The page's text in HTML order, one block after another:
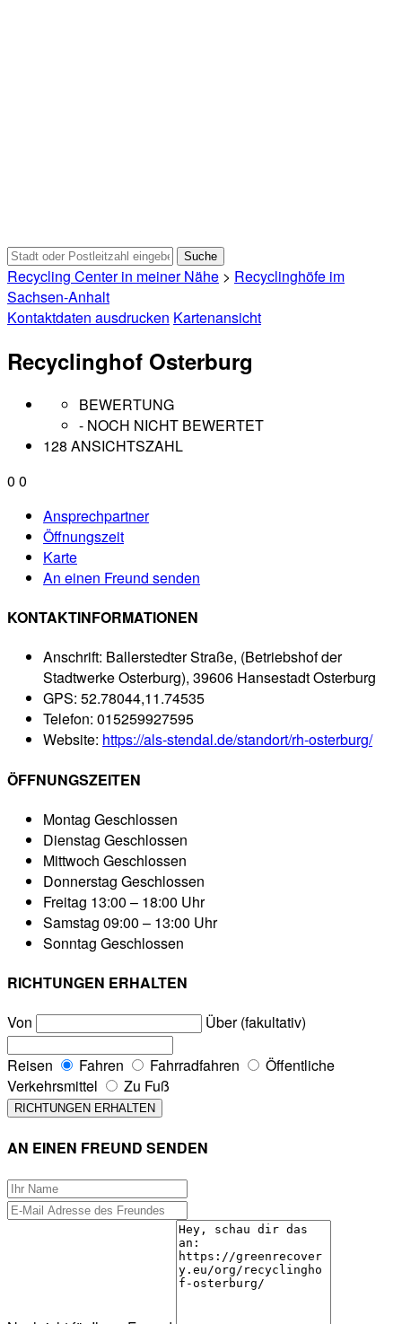
Recycling Center in meiner Nähe > Recyclinghöfe im
Sachsen-Anhalt
Kontaktdaten ausdrucken Kartenansicht
Recyclinghof Osterburg
BEWERTUNG
- NOCH NICHT BEWERTET
128 ANSICHTSZAHL
0 0
Ansprechpartner
Öffnungszeit
Karte
An einen Freund senden
KONTAKTINFORMATIONEN
Anschrift: Ballerstedter Straße, (Betriebshof der
Stadtwerke Osterburg), 39606 Hansestadt Osterburg
GPS: 52.78044,11.74535
Telefon: 015259927595
Website: https://als-stendal.de/standort/rh-osterburg/
ÖFFNUNGSZEITEN
Montag Geschlossen
Dienstag Geschlossen
Mittwoch Geschlossen
Donnerstag Geschlossen
Freitag 13:00 – 18:00 Uhr
Samstag 09:00 – 13:00 Uhr
Sonntag Geschlossen
RICHTUNGEN ERHALTEN
Von
Über (fakultativ)
Reisen Fahren Fahrradfahren
Öffentliche
Verkehrsmittel
Zu Fuß
AN EINEN FREUND SENDEN